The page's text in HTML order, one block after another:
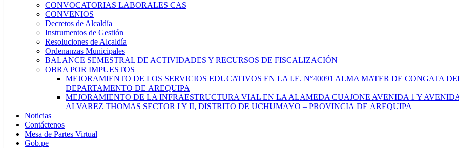
CONVOCATORIAS LABORALES CAS
CONVENIOS
Decretos de Alcaldía
Instrumentos de Gestión
Resoluciones de Alcaldía
Ordenanzas Municipales
BALANCE SEMESTRAL DE ACTIVIDADES Y RECURSOS DE FISCALIZACIÓN
OBRA POR IMPUESTOS
MEJORAMIENTO DE LOS SERVICIOS EDUCATIVOS EN LA I.E. N°40091 ALMA MATER DE CONGATA
DEPARTAMENTO DE AREQUIPA
MEJORAMIENTO DE LA INFRAESTRUCTURA VIAL EN LA ALAMEDA CUAJONE AVENIDA 1 Y
ALVAREZ THOMAS SECTOR I Y II, DISTRITO DE UCHUMAYO – PROVINCIA DE AREQUIPA
Noticias
Contáctenos
Mesa de Partes Virtual
Gob.pe